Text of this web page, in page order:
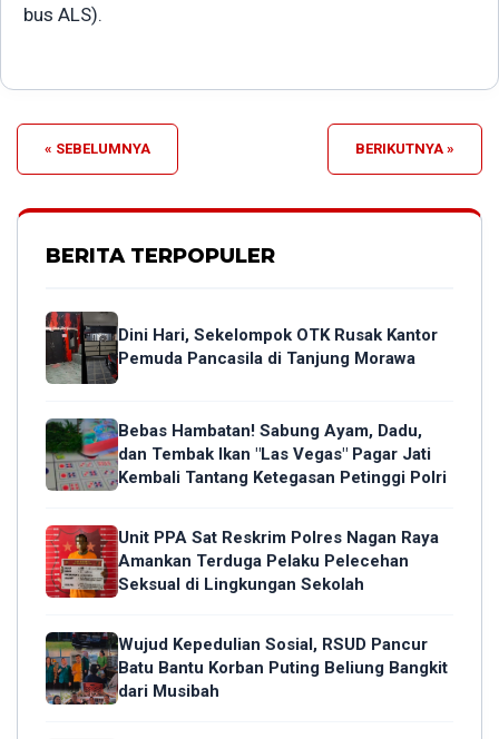
bus ALS).
« SEBELUMNYA BERIKUTNYA »
BERITA TERPOPULER
Dini Hari, Sekelompok OTK Rusak Kantor
Pemuda Pancasila di Tanjung Morawa
Bebas Hambatan! Sabung Ayam, Dadu,
dan Tembak Ikan "Las Vegas" Pagar Jati
Kembali Tantang Ketegasan Petinggi Polri
Unit PPA Sat Reskrim Polres Nagan Raya
Amankan Terduga Pelaku Pelecehan
Seksual di Lingkungan Sekolah
Wujud Kepedulian Sosial, RSUD Pancur
Batu Bantu Korban Puting Beliung Bangkit
dari Musibah